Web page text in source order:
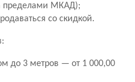
пределами МКАД);
со скидкой.
до 3 метров — от 1 000,00